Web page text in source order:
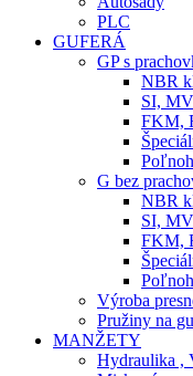
PLC
GUFERÁ
GP s
NBR
SI,
FKM,
G bez
NBR
SI,
FKM,
Výroba
Pružiny na
MANŽETY
Hydraulika ,